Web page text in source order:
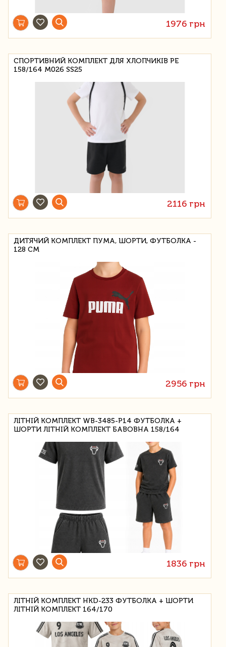
1976 грн
СПОРТИВНИЙ КОМПЛЕКТ ДЛЯ ХЛОПЧИКІВ PE
158/164 M026 SS25
2116 грн
ДИТЯЧИЙ КОМПЛЕКТ ПУМА, ШОРТИ, ФУТБОЛКА -
128 СМ
2956 грн
ЛІТНІЙ КОМПЛЕКТ WB-3485-P14 ФУТБОЛКА +
ШОРТИ ЛІТНІЙ КОМПЛЕКТ БАВОВНА 158/164
1836 грн
ЛІТНІЙ КОМПЛЕКТ HKD-233 ФУТБОЛКА + ШОРТИ
ЛІТНІЙ КОМПЛЕКТ 164/170